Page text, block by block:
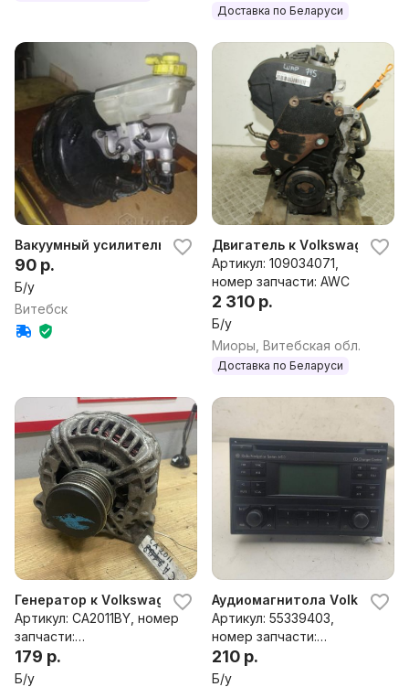
Доставка по Беларуси
Вакуумный усилитель тормозов
90 р.
Б/у
Витебск
Двигатель к Volkswagen
Артикул: 109034071,
номер запчасти: AWC
2 310 р.
Б/у
Миоры, Витебская обл.
Доставка по Беларуси
Генератор к Volkswagen Sharan 2 restailing
Артикул: CA2011BY, номер
запчасти:
0124525187,0124525542,0
986081160,F000BL081C,F
179 р.
Б/у
Аудиомагнитола
Артикул: 55339403,
номер запчасти:
1J035191A
210 р.
Б/у